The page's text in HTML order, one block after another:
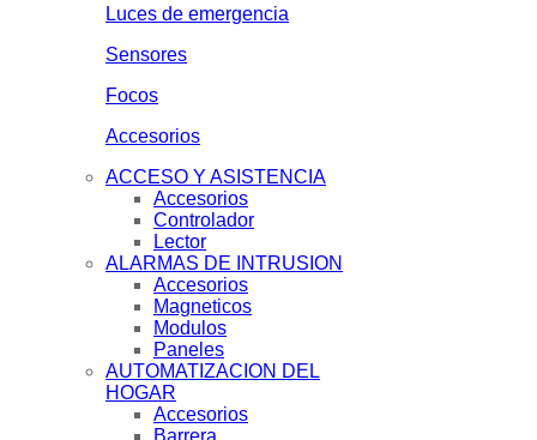
Luces de emergencia
Sensores
Focos
Accesorios
ACCESO Y ASISTENCIA
Accesorios
Controlador
Lector
ALARMAS DE INTRUSION
Accesorios
Magneticos
Modulos
Paneles
AUTOMATIZACION DEL
HOGAR
Accesorios
Barrera